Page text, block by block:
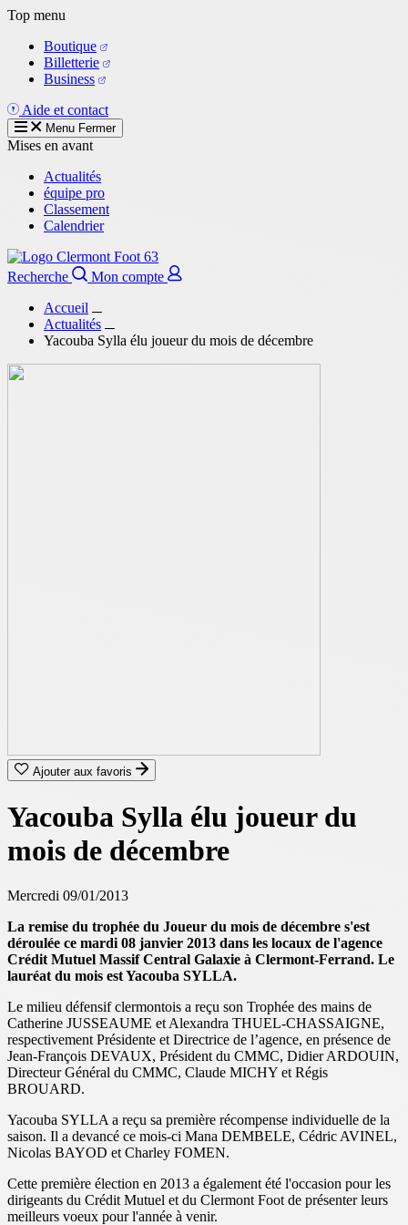
Aller
contenu
principal
Top menu
Boutique
Billetterie
Business
Aide et contact
Menu Fermer
Mises en avant
Actualités
équipe pro
Classement
Calendrier
Recherche
Mon compte
Accueil
Actualités
Yacouba Sylla élu joueur du mois de décembre
Ajouter aux favoris
Yacouba Sylla élu joueur du
mois de décembre
Mercredi 09/01/2013
La remise du trophée du Joueur du mois de décembre s'est
déroulée ce mardi 08 janvier 2013 dans les locaux de l'agence
Crédit Mutuel Massif Central Galaxie à Clermont-Ferrand. Le
lauréat du mois est Yacouba SYLLA.
Le milieu défensif clermontois a reçu son Trophée des mains de
Catherine JUSSEAUME et Alexandra THUEL-CHASSAIGNE,
respectivement Présidente et Directrice de l’agence, en présence de
Jean-François DEVAUX, Président du CMMC, Didier ARDOUIN,
Directeur Général du CMMC, Claude MICHY et Régis
BROUARD.
Yacouba SYLLA a reçu sa première récompense individuelle de la
saison. Il a devancé ce mois-ci Mana DEMBELE, Cédric AVINEL,
Nicolas BAYOD et Charley FOMEN.
Cette première élection en 2013 a également été l'occasion pour les
dirigeants du Crédit Mutuel et du Clermont Foot de présenter leurs
meilleurs voeux pour l'année à venir.